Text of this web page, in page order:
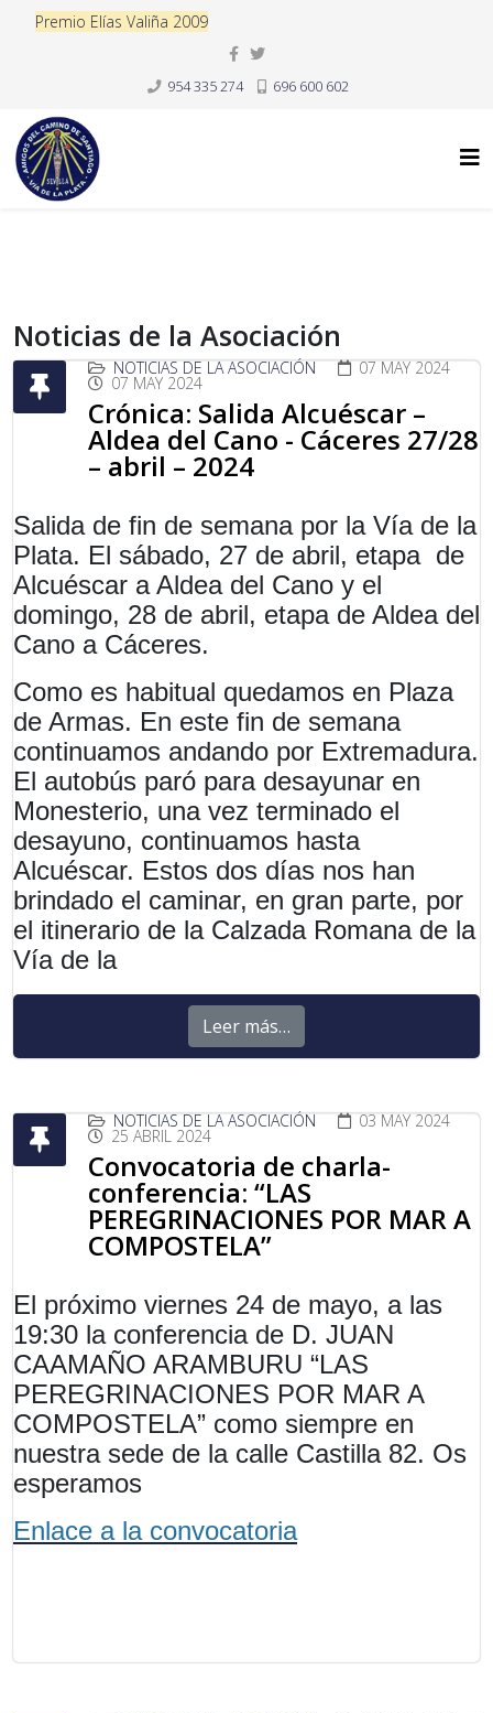
Premio Elías Valiña 2009
954 335 274 696 600 602
Noticias de la Asociación
NOTICIAS DE LA ASOCIACIÓN 07 MAY 2024
07 MAY 2024
Crónica: Salida Alcuéscar –
Aldea del Cano - Cáceres 27/28
– abril – 2024
Salida de fin de semana por la Vía de la
Plata. El sábado, 27 de abril, etapa de
Alcuéscar a Aldea del Cano y el
domingo, 28 de abril, etapa de Aldea del
Cano a Cáceres.
Como es habitual quedamos en Plaza
de Armas. En este fin de semana
continuamos andando por Extremadura.
El autobús paró para desayunar en
Monesterio, una vez terminado el
desayuno, continuamos hasta
Alcuéscar. Estos dos días nos han
brindado el caminar, en gran parte, por
el itinerario de la Calzada Romana de la
Vía de la
Leer más…
NOTICIAS DE LA ASOCIACIÓN 03 MAY 2024
25 ABRIL 2024
Convocatoria de charla-
conferencia: “LAS
PEREGRINACIONES POR MAR A
COMPOSTELA”
El próximo viernes 24 de mayo, a las
19:30 la conferencia de D. JUAN
CAAMAÑO ARAMBURU “LAS
PEREGRINACIONES POR MAR A
COMPOSTELA” como siempre en
nuestra sede de la calle Castilla 82. Os
esperamos
Enlace a la convocatoria